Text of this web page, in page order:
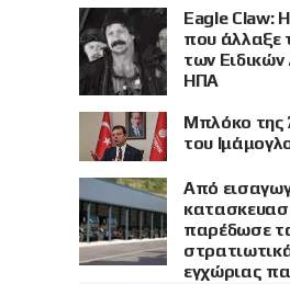
Eagle Claw:
που άλλαξε
των
ΗΠΑ
Μπλόκο της
του
Από
παρέδωσε
εγχώριας